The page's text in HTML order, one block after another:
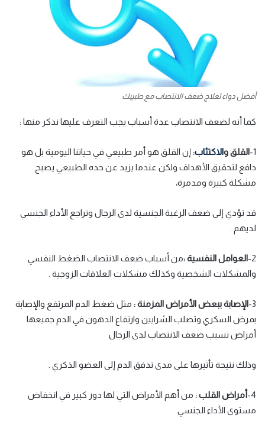
أفضل دواء لعلاج ضعف الانتصاب مع طبيبك
كما أنه لضعف الانتصاب عدة أسباب يجب التعرف عليها نذكر منها :
1- القلق والاكتئاب: إن القلق هو أمر طبيعي في حياتنا اليومية بل هو
دافع لتحقيق الأهداف ولكن عندما يزيد عن حده الطبيعي يصبح
مشكلة كبيرة ومدمرة،
قد تؤدي إلى ضعف الرغبة الجنسية لدى الرجال وتراجع الأداء الجنسي
لديهم .
2- العوامل النفسية:من أسباب ضعف الانتصاب الضغط النفسي
والمشكلات الشخصية وكذلك مشكلات العلاقات الزوجية .
3- الإصابة ببعض الأمراض المزمنة: مثل ضغط الدم المرتفع والإصابة
بمرض السكري وتصلب الشرايين وارتفاع الدهون في الدم جميعها
أمراض تسبب ضعف الانتصاب لدى الرجال
وذلك نتيجة تأثيرها على مدى تدفق الدم إلى العضو الذكري .
4- أمراض القلب: من أهم الأمراض التي لها دور كبير في انخفاض
مستوى الأداء الجنسي